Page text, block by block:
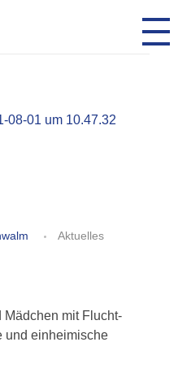
Aktuelles
Mädchen mit Flucht-
und einheimische